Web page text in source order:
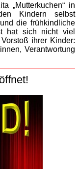
„Mutterkuchen“ in
Kindern selbst
die frühkindliche
hat sich nicht viel
íhrer Kinder:
Verantwortung